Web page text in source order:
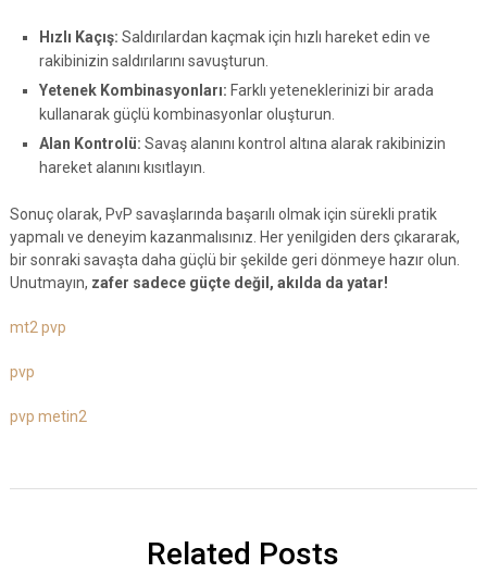
Hızlı Kaçış: Saldırılardan kaçmak için hızlı hareket edin ve
rakibinizin saldırılarını savuşturun.
Yetenek Kombinasyonları: Farklı yeteneklerinizi bir arada
kullanarak güçlü kombinasyonlar oluşturun.
Alan Kontrolü: Savaş alanını kontrol altına alarak rakibinizin
hareket alanını kısıtlayın.
Sonuç olarak, PvP savaşlarında başarılı olmak için sürekli pratik
yapmalı ve deneyim kazanmalısınız. Her yenilgiden ders çıkararak,
bir sonraki savaşta daha güçlü bir şekilde geri dönmeye hazır olun.
Unutmayın, zafer sadece güçte değil, akılda da yatar!
mt2 pvp
pvp
pvp metin2
Related Posts